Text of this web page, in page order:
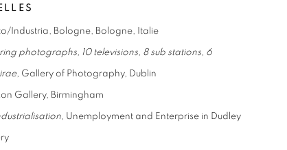
Industria, Bologne, Bologne, Italie
photographs, 10 televisions, 8 sub stations, 6
, Gallery of Photography, Dublin
Gallery, Birmingham
, Unemployment and Enterprise in Dudley